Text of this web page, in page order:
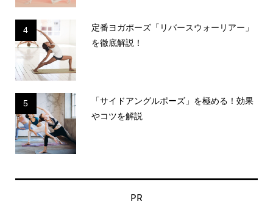
4
定番ヨガポーズ「リバースウォーリアー」
を徹底解説！
5
「サイドアングルポーズ」を極める！効果
やコツを解説
PR